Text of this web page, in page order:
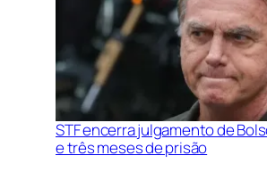
STF encerra julgamento de
e três meses de prisão